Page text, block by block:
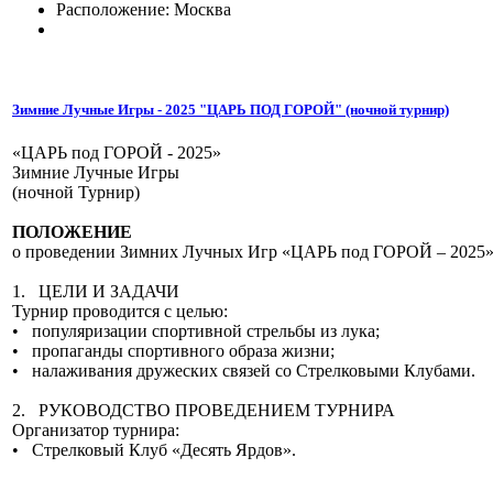
Расположение: Москва
Зимние Лучные Игры - 2025 "ЦАРЬ ПОД ГОРОЙ" (ночной турнир)
«ЦАРЬ под ГОРОЙ - 2025»
Зимние Лучные Игры
(ночной Турнир)
ПОЛОЖЕНИЕ
о проведении Зимних Лучных Игр «ЦАРЬ под ГОРОЙ – 2025»
1. ЦЕЛИ И ЗАДАЧИ
Турнир проводится с целью:
• популяризации спортивной стрельбы из лука;
• пропаганды спортивного образа жизни;
• налаживания дружеских связей со Стрелковыми Клубами.
2. РУКОВОДСТВО ПРОВЕДЕНИЕМ ТУРНИРА
Организатор турнира:
• Стрелковый Клуб «Десять Ярдов».